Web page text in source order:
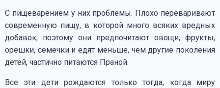
С пищеварением у них проблемы. Плохо переваривают
современную пищу, в которой много всяких вредных
добавок, поэтому они предпочитают овощи, фрукты,
орешки, семечки и едят меньше, чем другие поколения
детей, частично питаются Праной.
Все эти дети рождаются только тогда, когда миру